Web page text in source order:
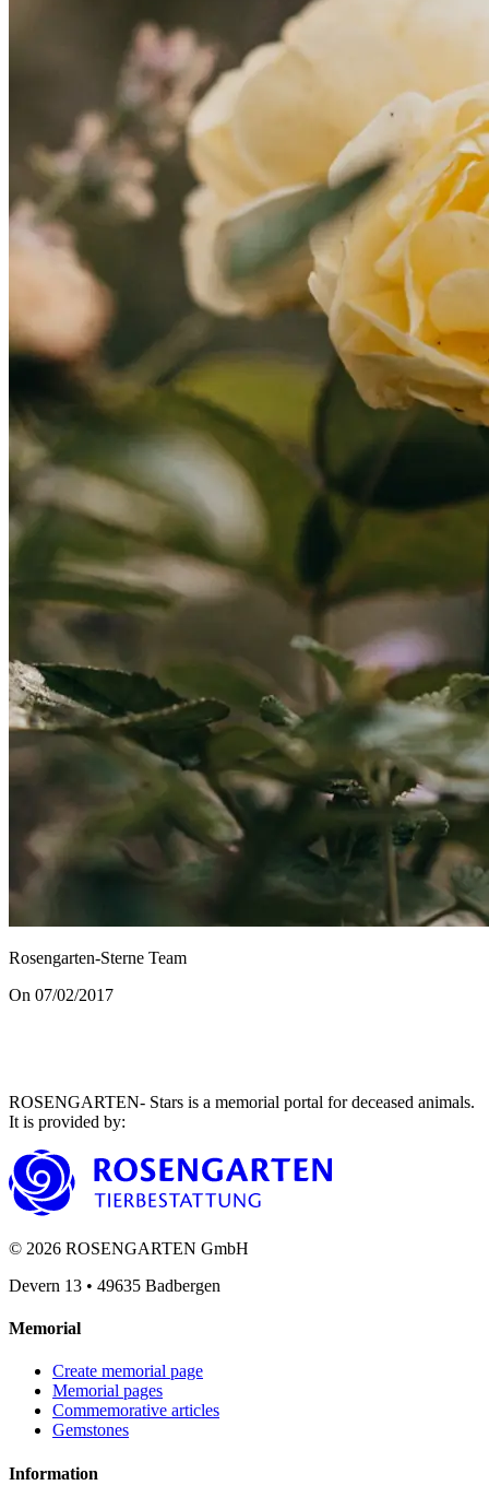
Rosengarten-Sterne Team
On 07/02/2017
ROSENGARTEN- Stars is a memorial portal for deceased animals.
It is provided by:
© 2026 ROSENGARTEN GmbH
Devern 13 • 49635 Badbergen
Memorial
Create memorial page
Memorial pages
Commemorative articles
Gemstones
Information